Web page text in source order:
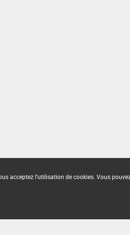
acceptez l'utilisation de cookies. Vous